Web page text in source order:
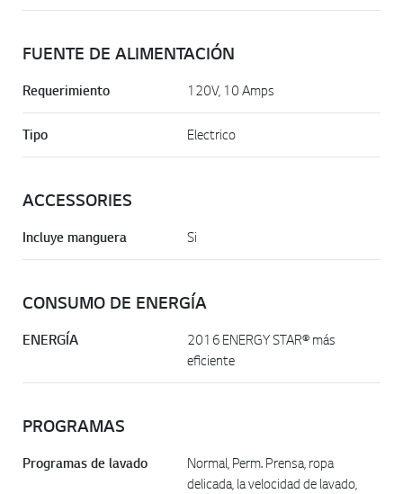
FUENTE DE ALIMENTACIÓN
Requerimiento 120V, 10 Amps
Tipo Electrico
ACCESSORIES
Incluye manguera Si
CONSUMO DE ENERGÍA
ENERGÍA
2016 ENERGY STAR® más
eficiente
PROGRAMAS
Programas de lavado
Normal, Perm. Prensa, ropa
delicada, la velocidad de lavado,